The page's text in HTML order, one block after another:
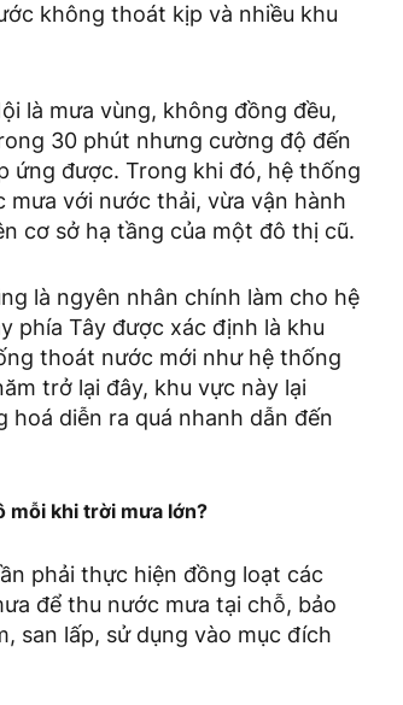
không thoát kịp và nhiều khu
là mưa vùng, không đồng đều,
30 phút nhưng cường độ đến
ứng được. Trong khi đó, hệ thống
với nước thải, vừa vận hành
cơ sở hạ tầng của một đô thị cũ.
là ngyên nhân chính làm cho hệ
phía Tây được xác định là khu
thoát nước mới như hệ thống
trở lại đây, khu vực này lại
diễn ra quá nhanh dẫn đến
mỗi khi trời mưa lớn?
phải thực hiện đồng loạt các
để thu nước mưa tại chỗ, bảo
san lấp, sử dụng vào mục đích